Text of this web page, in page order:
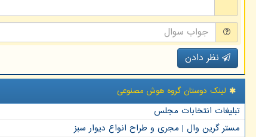
نظر دادن
لینک دوستان گروه هوش مصنوعی
تبلیغات انتخابات مجلس
مستر گرین وال | مجری و طراح انواع دیوار سبز